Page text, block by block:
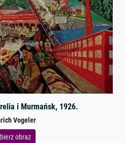
i Murmańsk, 1926.
Vogeler
obraz